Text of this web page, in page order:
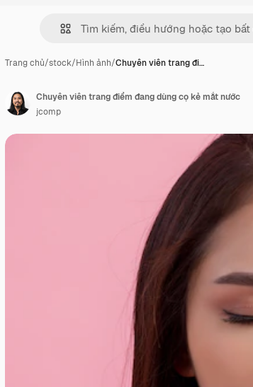
Trang chủ/stock/Hình ảnh/Chuyên viên trang đi…
Chuyên viên trang điểm đang dùng cọ kẻ mắt nước
jcomp